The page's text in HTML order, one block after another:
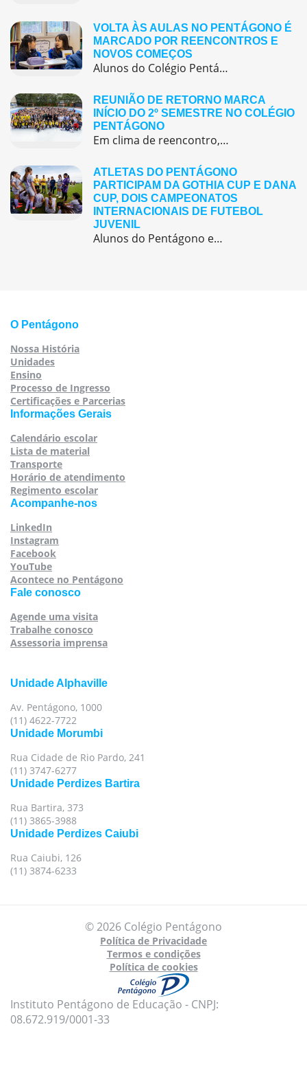
VOLTA ÀS AULAS NO PENTÁGONO É
MARCADO POR REENCONTROS E
NOVOS COMEÇOS
Alunos do Colégio Pentágono retornaram às aulas trazendo o entusiasmo dos reencontros e o desejo de seguir aprendendo com significado.
REUNIÃO DE RETORNO MARCA
INÍCIO DO 2º SEMESTRE NO COLÉGIO
PENTÁGONO
Em clima de reencontro, a equipe pedagógica participou da abertura do semestre letivo com treinamentos e simulação de emergência
ATLETAS DO PENTÁGONO
PARTICIPAM DA GOTHIA CUP E DANA
CUP, DOIS CAMPEONATOS
INTERNACIONAIS DE FUTEBOL
JUVENIL
Alunos do Pentágono embarcaram para a Europa, onde participaram de duas das maiores competições internacionais de futebol juvenil
O Pentágono
Nossa História
Unidades
Ensino
Processo de Ingresso
Certificações e Parcerias
Informações Gerais
Calendário escolar
Lista de material
Transporte
Horário de atendimento
Regimento escolar
Acompanhe-nos
LinkedIn
Instagram
Facebook
YouTube
Acontece no Pentágono
Fale conosco
Agende uma visita
Trabalhe conosco
Assessoria imprensa
Unidade Alphaville
Av. Pentágono, 1000
(11) 4622-7722
Unidade Morumbi
Rua Cidade de Rio Pardo, 241
(11) 3747-6277
Unidade Perdizes Bartira
Rua Bartira, 373
(11) 3865-3988
Unidade Perdizes Caiubi
Rua Caiubi, 126
(11) 3874-6233
© 2026 Colégio Pentágono
Política de Privacidade
Termos e condições
Política de cookies
Instituto Pentágono de Educação - CNPJ:
08.672.919/0001-33